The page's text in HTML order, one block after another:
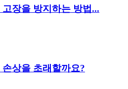
장을 방지하는 방법...
상을 초래할까요?